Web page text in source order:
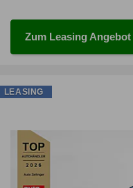
Zum Leasing Angebot
LEASING